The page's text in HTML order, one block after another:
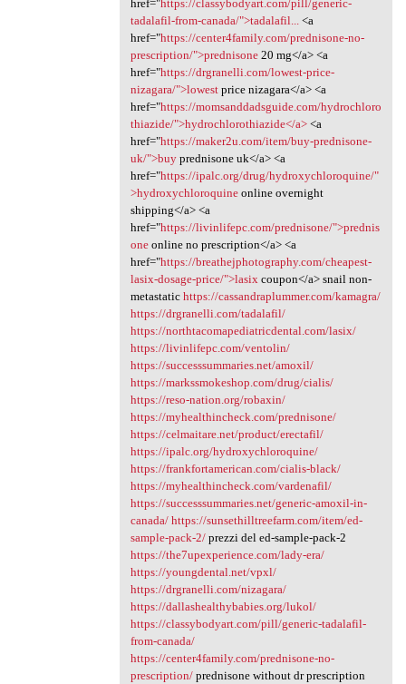
href="https://classybodyart.com/pill/generic-
tadalafil-from-canada/">tadalafil...
<a
href="https://center4family.com/prednisone-no-
prescription/">prednisone20 mg</a> <a
href="https://drgranelli.com/lowest-price-
nizagara/">lowestprice nizagara</a> <a
href="https://momsanddadsguide.com/hydrochloro
thiazide/">hydrochlorothiazide</a><a
href="https://maker2u.com/item/buy-prednisone-
uk/">buyprednisone uk</a> <a
href="https://ipalc.org/drug/hydroxychloroquine/"
>hydroxychloroquineonline overnight
shipping</a> <a
href="https://livinlifepc.com/prednisone/">prednis
oneonline no prescription</a> <a
href="https://breathejphotography.com/cheapest-
lasix-dosage-price/">lasix coupon</a> snail non-
metastatic https://cassandraplummer.com/kamagra/
https://drgranelli.com/tadalafil/
https://northtacomapediatricdental.com/lasix/
https://livinlifepc.com/ventolin/
https://successsummaries.net/amoxil/
https://markssmokeshop.com/drug/cialis/
https://reso-nation.org/robaxin/
https://myhealthincheck.com/prednisone/
https://celmaitare.net/product/erectafil/
https://ipalc.org/hydroxychloroquine/
https://frankfortamerican.com/cialis-black/
https://myhealthincheck.com/vardenafil/
https://successsummaries.net/generic-amoxil-in-
canada/ https://sunsethilltreefarm.com/item/ed-
sample-pack-2/prezzi del ed-sample-pack-2
https://the7upexperience.com/lady-era/
https://youngdental.net/vpxl/
https://drgranelli.com/nizagara/
https://dallashealthybabies.org/lukol/
https://classybodyart.com/pill/generic-tadalafil-
from-canada/
https://center4family.com/prednisone-no-
prescription/prednisone without dr prescription